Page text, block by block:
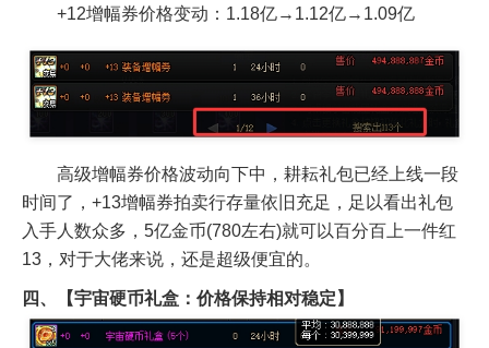
+12增幅券价格变动：1.18亿→1.12亿→1.09亿
高级增幅券价格波动向下中，耕耘礼包已经上线一段
时间了，+13增幅券拍卖行存量依旧充足，足以看出礼包
入手人数众多，5亿金币(780左右)就可以百分百上一件红
13，对于大佬来说，还是超级便宜的。
四、【宇宙硬币礼盒：价格保持相对稳定】